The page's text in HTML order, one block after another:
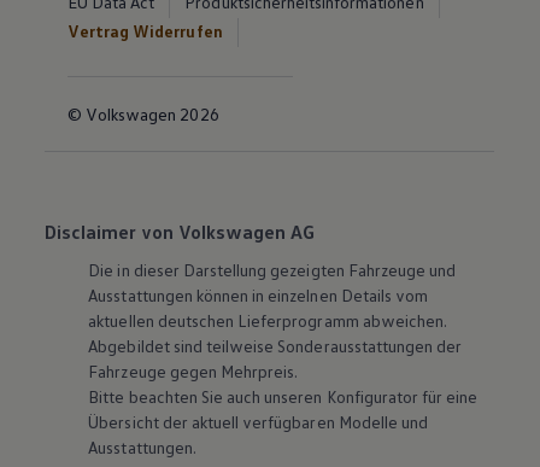
Vertrag Widerrufen
© Volkswagen 2026
Disclaimer von Volkswagen AG
Die in dieser Darstellung gezeigten Fahrzeuge und
Ausstattungen können in einzelnen Details vom
aktuellen deutschen Lieferprogramm abweichen.
Abgebildet sind teilweise Sonderausstattungen der
Fahrzeuge gegen Mehrpreis.
Bitte beachten Sie auch unseren Konfigurator für eine
Übersicht der aktuell verfügbaren Modelle und
Ausstattungen.